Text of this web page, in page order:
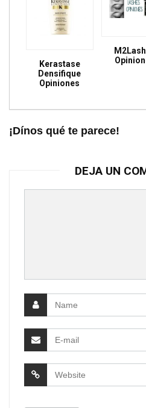
Kerastase
Densifique
Opiniones
¡Dínos qué te parece!
DEJA UN